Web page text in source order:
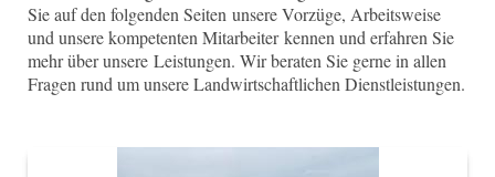
Sie auf den folgenden Seiten unsere Vorzüge, Arbeitsweise
und unsere kompetenten Mitarbeiter kennen und erfahren Sie
mehr über unsere Leistungen. Wir beraten Sie gerne in allen
Fragen rund um unsere Landwirtschaftlichen Dienstleistungen.